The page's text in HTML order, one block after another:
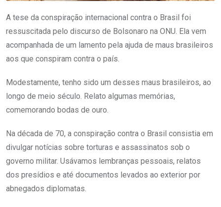
A tese da conspiração internacional contra o Brasil foi
ressuscitada pelo discurso de Bolsonaro na ONU. Ela vem
acompanhada de um lamento pela ajuda de maus brasileiros
aos que conspiram contra o país.
Modestamente, tenho sido um desses maus brasileiros, ao
longo de meio século. Relato algumas memórias,
comemorando bodas de ouro.
Na década de 70, a conspiração contra o Brasil consistia em
divulgar notícias sobre torturas e assassinatos sob o
governo militar. Usávamos lembranças pessoais, relatos
dos presídios e até documentos levados ao exterior por
abnegados diplomatas.